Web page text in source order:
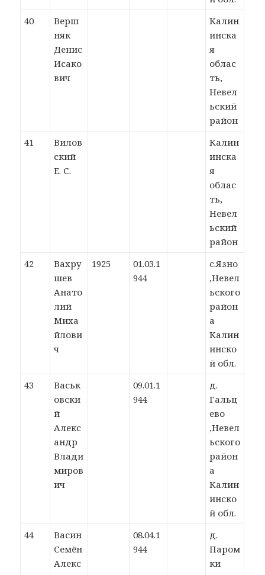
40
Верш
няк
Денис
Исако
вич
Калин
инска
я
облас
ть,
Невел
ьский
район
41
Вилов
ский
Е. С.
Калин
инска
я
облас
ть,
Невел
ьский
район
42
Вахру
шев
Анато
лий
Миха
йлови
ч
1925
01.03.1
944
с.Язно
,Невел
ьского
район
а
Калин
инско
й обл.
43
Васьк
овски
й
Алекс
андр
Влади
миров
ич
09.01.1
944
д.
Гальц
ево
,Невел
ьского
район
а
Калин
инско
й обл.
44
Васин
Семён
Алекс
08.04.1
944
д.
Паром
ки